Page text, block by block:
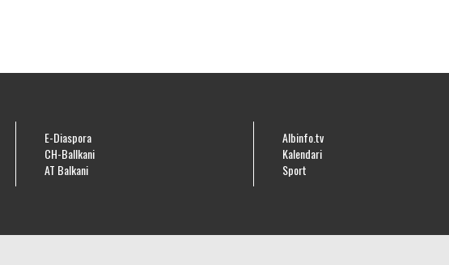
E-Diaspora
CH-Ballkani
AT Balkani
Albinfo.tv
Kalendari
Sport